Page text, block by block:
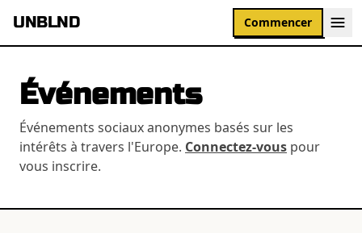
UNBLND Commencer
Événements
Événements sociaux anonymes basés sur les
intérêts à travers l'Europe. Connectez-vous pour
vous inscrire.